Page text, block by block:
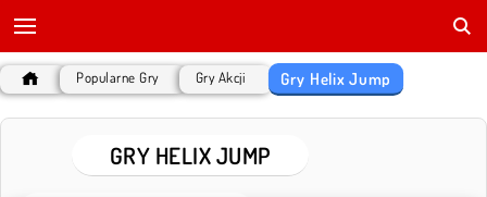
Popularne Gry Gry Akcji Gry Helix Jump
GRY HELIX JUMP